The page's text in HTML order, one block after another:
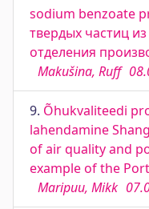
sodium benzoate
твердых частиц
отделения
Makušina, Ruff
9. Õhukvaliteedi
lahendamine
of air quality and
example of the
Maripuu, Mikk